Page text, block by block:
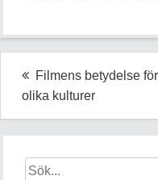
Filmens betydelse för
olika kulturer